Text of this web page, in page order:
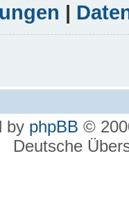
|
by phpBB ©
Deutsche